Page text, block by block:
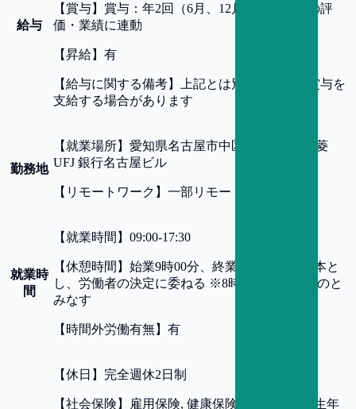
給与
【 賞与】 賞与：年2回（6月、12月）※前年度の評
価・業績に連動
【昇給】 有
【給与に関する備考】
上記とは別に業績連動賞与を
支給する場合があります
勤務地
【 就業場所】 愛知県名古屋市中区錦 3-21-24 三菱
UFJ 銀行名古屋ビル
【 リモートワーク 】 一部リモート可
就業時
間
【 就業時間 】 09:00-17:30
【休憩時間 】 始業9時00分、終業17時30分を基本と
し、労働者の決定に委ねる ※8時間勤務したものと
みなす
【 時間外労働有無】 有
【休日 】 完全週休2日制
【社会保険 】
雇用保険, 健康保険, 労災保険, 厚生年